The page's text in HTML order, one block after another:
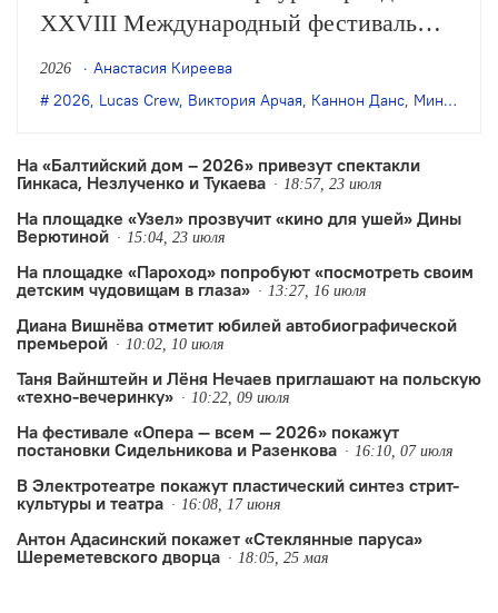
XXVIII Международный фестиваль
современного танца «Открытый
взгляд» («Open Look»). В программе —
зарубежных коллективов, а также
мастер-классы и лаборатории.
2026
Анастасия Киреева
2026, Lucas Crew, Виктория Арчая, Каннон Данс, Минсу Ким
На «Балтийский дом – 2026» привезут спектакли
Гинкаса, Незлученко и Тукаева
18:57, 23 июля
На площадке «Узел» прозвучит «кино для ушей» Дины
Верютиной
15:04, 23 июля
На площадке «Пароход» попробуют «посмотреть своим
детским чудовищам в глаза»
13:27, 16 июля
Диана Вишнёва отметит юбилей автобиографической
премьерой
10:02, 10 июля
Таня Вайнштейн и Лёня Нечаев приглашают на польскую
«техно-вечеринку»
10:22, 09 июля
На фестивале «Опера — всем — 2026» покажут
постановки Сидельникова и Разенкова
16:10, 07 июля
В Электротеатре покажут пластический синтез стрит-
культуры и театра
16:08, 17 июня
Антон Адасинский покажет «Стеклянные паруса»
Шереметевского дворца
18:05, 25 мая